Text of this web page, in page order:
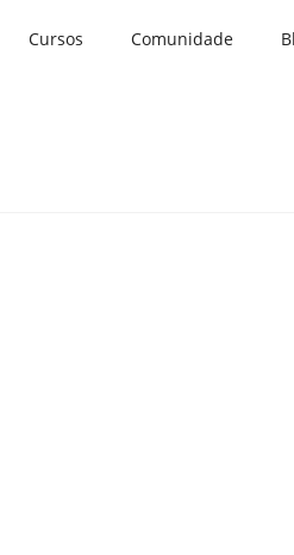
Cursos Comunidade